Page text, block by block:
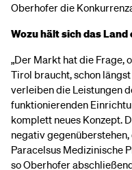
Oberhofer die
Wozu hält sich das
„Der Markt hat die Frage,
Tirol braucht, schon
verleiben die Leistungen
funktionierenden
komplett neues Konzept.
negativ
Paracelsus Medizinische
so Oberhofer